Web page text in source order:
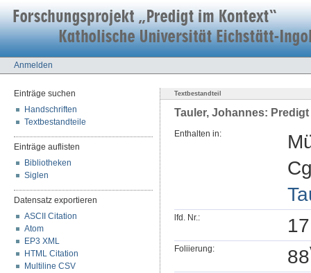
Anmelden
Einträge suchen
Handschriften
Textbestandteile
Einträge auflisten
Bibliotheken
Siglen
Datensatz exportieren
ASCII Citation
Atom
EP3 XML
HTML Citation
Multiline CSV
Textbestandteil
Tauler, Johannes: Predigt
Enthalten in:
lfd. Nr.: 17
Foliierung: 88